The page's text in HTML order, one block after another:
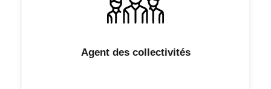
Agent des collectivités